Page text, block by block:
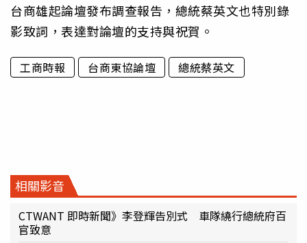
台商雄起論壇發布調查報告，總統蔡英文也特別錄
影致詞，表達對論壇的支持與祝賀。
工商時報 台商東協論壇 總統蔡英文
相關影音
CTWANT 即時新聞》李登輝告別式 車隊繞行總統府百
官致意